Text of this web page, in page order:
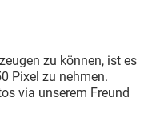
zu können, ist es
Pixel zu nehmen.
via unserem Freund